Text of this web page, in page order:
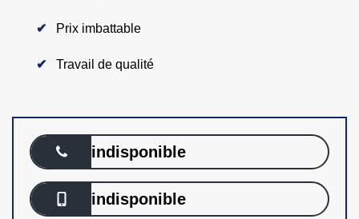
Prix imbattable
Travail de qualité
indisponible
indisponible